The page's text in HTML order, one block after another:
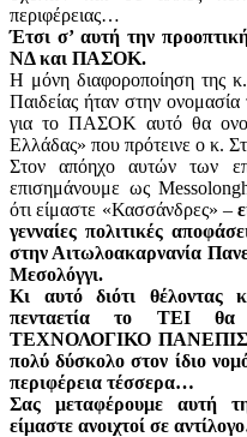
περιφέρειας…
Έτσι σ’ αυτή την
ΝΔ και ΠΑΣΟΚ.
Η μόνη διαφοροποίηση της
Παιδείας ήταν στην
για το ΠΑΣΟΚ αυτό θα
Ελλάδας» που πρότεινε ο κ.
Στον απόηχο αυτών των
επισημάνουμε ως
ότι είμαστε «Κασσάνδρες» –
γενναίες πολιτικές
στην Αιτωλοακαρνανία
Μεσολόγγι.
Κι αυτό διότι
πενταετία το ΤΕΙ θα
ΤΕΧΝΟΛΟΓΙΚΟ
πολύ δύσκολο στον ίδιο
περιφέρεια τέσσερα…
Σας μεταφέρουμε αυτή
είμαστε ανοιχτοί σε